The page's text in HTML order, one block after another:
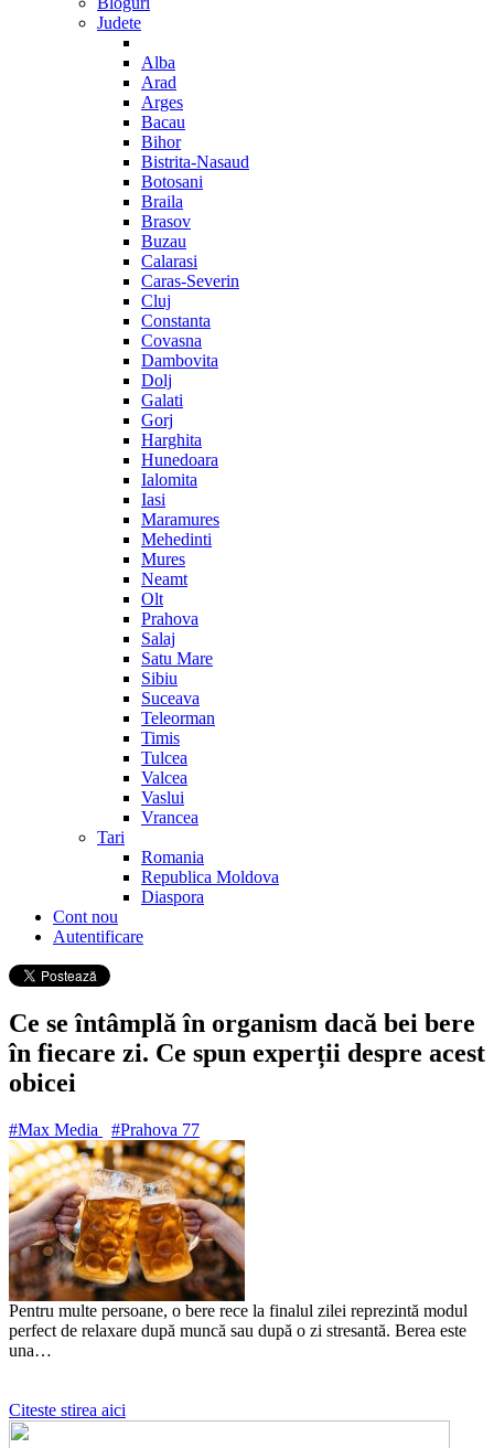
Judete
Alba
Arad
Arges
Bacau
Bihor
Bistrita-Nasaud
Botosani
Braila
Brasov
Buzau
Calarasi
Caras-Severin
Cluj
Constanta
Covasna
Dambovita
Dolj
Galati
Gorj
Harghita
Hunedoara
Ialomita
Iasi
Maramures
Mehedinti
Mures
Neamt
Olt
Prahova
Salaj
Satu Mare
Sibiu
Suceava
Teleorman
Timis
Tulcea
Valcea
Vaslui
Vrancea
Tari
Romania
Republica Moldova
Diaspora
Cont nou
Autentificare
Ce se întâmplă în organism dacă bei bere
în fiecare zi. Ce spun experții despre acest
obicei
#Max Media #Prahova 77
Pentru multe persoane, o bere rece la finalul zilei reprezintă modul
perfect de relaxare după muncă sau după o zi stresantă. Berea este
una…
Citeste stirea aici